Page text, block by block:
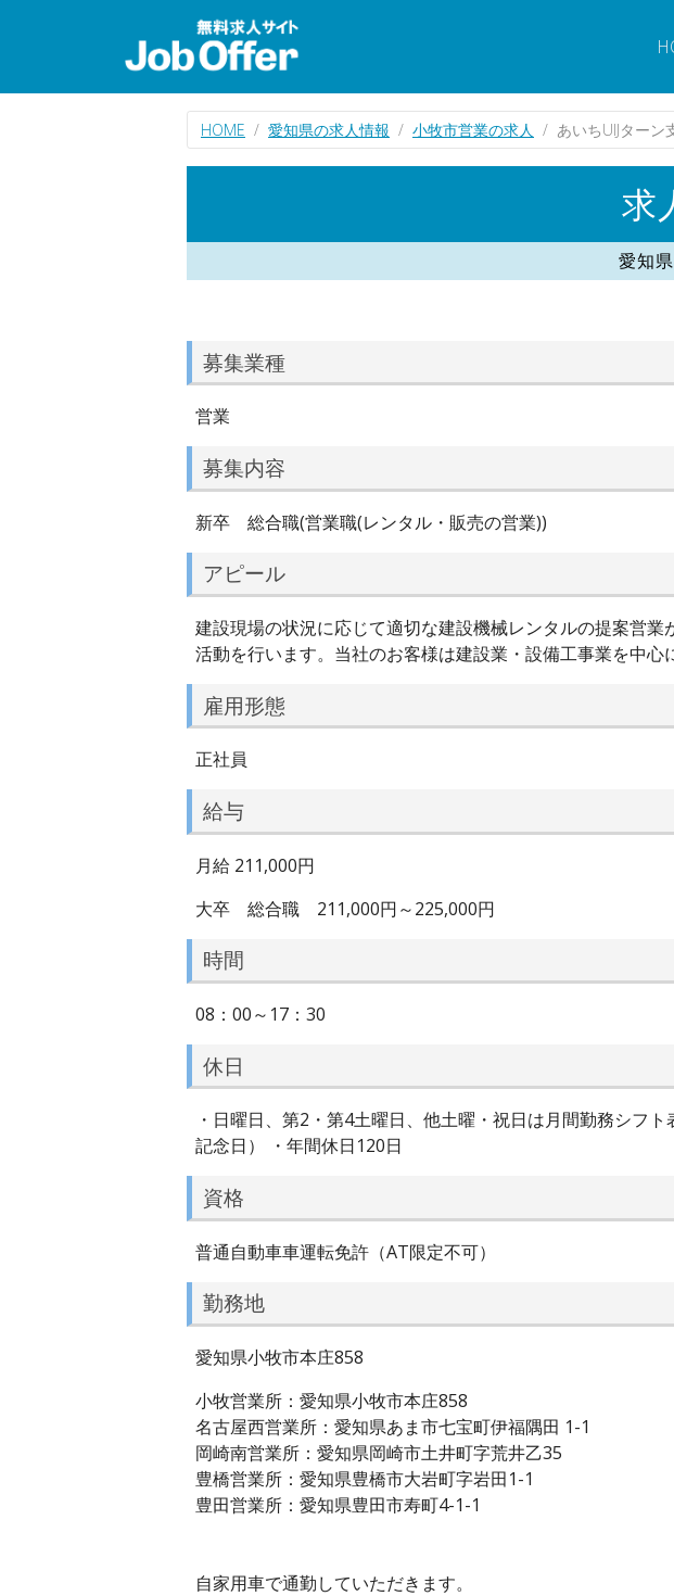
HOME 愛知県の求人情報 小牧市営業の求人 あいちUIJターン
求
愛知
募集業種
営業
募集内容
新卒 総合職(営業職(レンタル・販売の営業))
アピール
建設現場の状況に応じて適切な建設機械レンタルの提案営
活動を行います。当社のお客様は建設業・設備工事業を中心
雇用形態
正社員
給与
月給 211,000円
大卒 総合職 211,000円～225,000円
時間
08：00～17：30
休日
・日曜日、第2・第4土曜日、他土曜・祝日は月間勤務シフ
記念日） ・年間休日120日
資格
普通自動車車運転免許（AT限定不可）
勤務地
愛知県小牧市本庄858
小牧営業所：愛知県小牧市本庄858
名古屋西営業所：愛知県あま市七宝町伊福隅田 1-1
岡崎南営業所：愛知県岡崎市土井町字荒井乙35
豊橋営業所：愛知県豊橋市大岩町字岩田1-1
豊田営業所：愛知県豊田市寿町4-1-1
自家用車で通勤していただきます。